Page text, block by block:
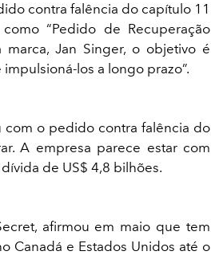
contra falência do capítulo 11
“Pedido de Recuperação
Jan Singer, o objetivo é
los a longo prazo”.
com o pedido contra falência do
A empresa parece estar com
de US$ 4,8 bilhões.
afirmou em maio que tem
Canadá e Estados Unidos até o